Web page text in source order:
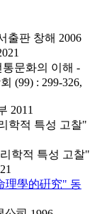
출판 창해 2006
문화의 이해 -
(99) : 299-326,
2011
학적 특성 고찰"
학적 특성 고찰"
理學的硏究" 동